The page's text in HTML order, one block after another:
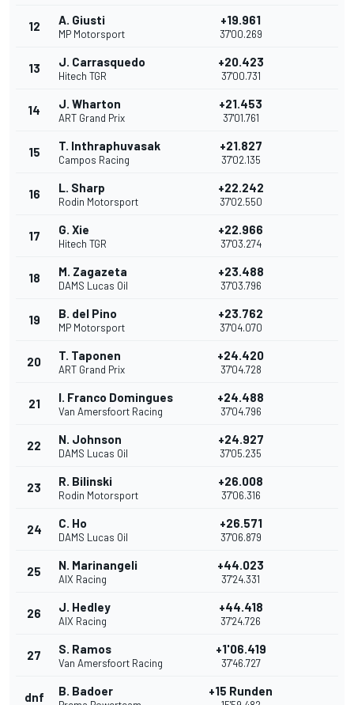
12 A. Giusti
MP Motorsport
+19.961
37'00.269
13 J. Carrasquedo
Hitech TGR
+20.423
37'00.731
14 J. Wharton
ART Grand Prix
+21.453
37'01.761
15 T. Inthraphuvasak
Campos Racing
+21.827
37'02.135
16 L. Sharp
Rodin Motorsport
+22.242
37'02.550
17 G. Xie
Hitech TGR
+22.966
37'03.274
18 M. Zagazeta
DAMS Lucas Oil
+23.488
37'03.796
19 B. del Pino
MP Motorsport
+23.762
37'04.070
20 T. Taponen
ART Grand Prix
+24.420
37'04.728
21 I. Franco Domingues
Van Amersfoort Racing
+24.488
37'04.796
22 N. Johnson
DAMS Lucas Oil
+24.927
37'05.235
23 R. Bilinski
Rodin Motorsport
+26.008
37'06.316
24 C. Ho
DAMS Lucas Oil
+26.571
37'06.879
25 N. Marinangeli
AIX Racing
+44.023
37'24.331
26 J. Hedley
AIX Racing
+44.418
37'24.726
27 S. Ramos
Van Amersfoort Racing
+1'06.419
37'46.727
dnf B. Badoer +15 Runden